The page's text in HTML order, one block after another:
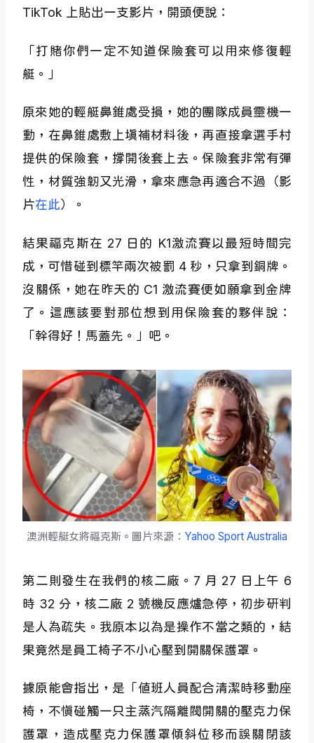
TikTok 上貼出一支影片，開頭便說：
「打賭你們一定不知道保險套可以用來修復輕
艇。」
原來她的輕艇鼻錐處受損，她的團隊成員靈機一
動，在鼻錐處敷上填補材料後，再直接拿選手村
提供的保險套，撐開後套上去。保險套非常有彈
性，材質強韌又光滑，拿來應急再適合不過（影
片在此）。
結果福克斯在 27 日的 K1激流賽以最短時間完
成，可惜碰到標竿兩次被罰 4 秒，只拿到銅牌。
沒關係，她在昨天的 C1 激流賽便如願拿到金牌
了。這應該要對那位想到用保險套的夥伴說：
「幹得好！馬蓋先。」吧。
澳洲輕艇女將福克斯。圖片來源： Yahoo Sport Australia
第二則發生在我們的核二廠。7 月 27 日上午 6
時 32 分，核二廠 2 號機反應爐急停，初步研判
是人為疏失。我原本以為是操作不當之類的，結
果竟然是員工椅子不小心壓到開關保護罩。
據原能會指出，是「值班人員配合清潔時移動座
椅，不慎碰觸一只主蒸汽隔離閥開關的壓克力保
護罩，造成壓克力保護罩傾斜位移而誤關閉該